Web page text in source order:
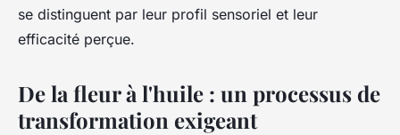
se distinguent par leur profil sensoriel et leur
efficacité perçue.
De la fleur à l'huile : un processus de
transformation exigeant